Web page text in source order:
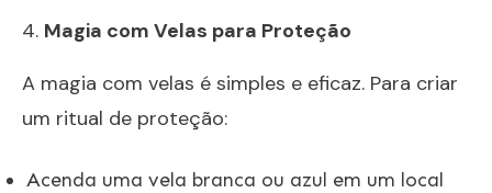
4. Magia com Velas para Proteção
A magia com velas é simples e eficaz. Para criar
um ritual de proteção:
Acenda uma vela branca ou azul em um local